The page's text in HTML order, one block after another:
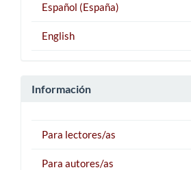
Español (España)
English
Información
Para lectores/as
Para autores/as